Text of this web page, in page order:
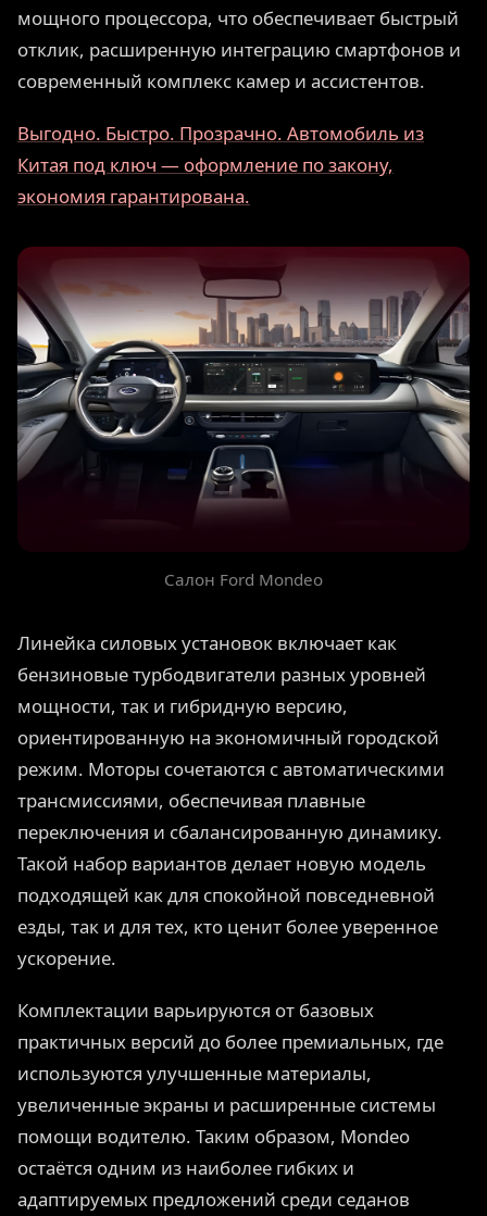
мощного процессора, что обеспечивает быстрый
отклик, расширенную интеграцию смартфонов и
современный комплекс камер и ассистентов.
Выгодно. Быстро. Прозрачно. Автомобиль из
Китая под ключ — оформление по закону,
экономия гарантирована.
Салон Ford Mondeo
Линейка силовых установок включает как
бензиновые турбодвигатели разных уровней
мощности, так и гибридную версию,
ориентированную на экономичный городской
режим. Моторы сочетаются с автоматическими
трансмиссиями, обеспечивая плавные
переключения и сбалансированную динамику.
Такой набор вариантов делает новую модель
подходящей как для спокойной повседневной
езды, так и для тех, кто ценит более уверенное
ускорение.
Комплектации варьируются от базовых
практичных версий до более премиальных, где
используются улучшенные материалы,
увеличенные экраны и расширенные системы
помощи водителю. Таким образом, Mondeo
остаётся одним из наиболее гибких и
адаптируемых предложений среди седанов